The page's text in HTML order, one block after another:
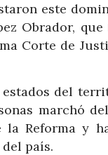
este
Obrador,
Corte de
del
marchó
Reforma y
país.